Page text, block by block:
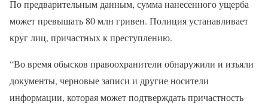
По предварительным данным, сумма нанесенного ущерба
может превышать 80 млн гривен. Полиция устанавливает
круг лиц, причастных к преступлению.
“Во время обысков правоохранители обнаружили и изъяли
документы, черновые записи и другие носители
информации, которая может подтверждать причастность